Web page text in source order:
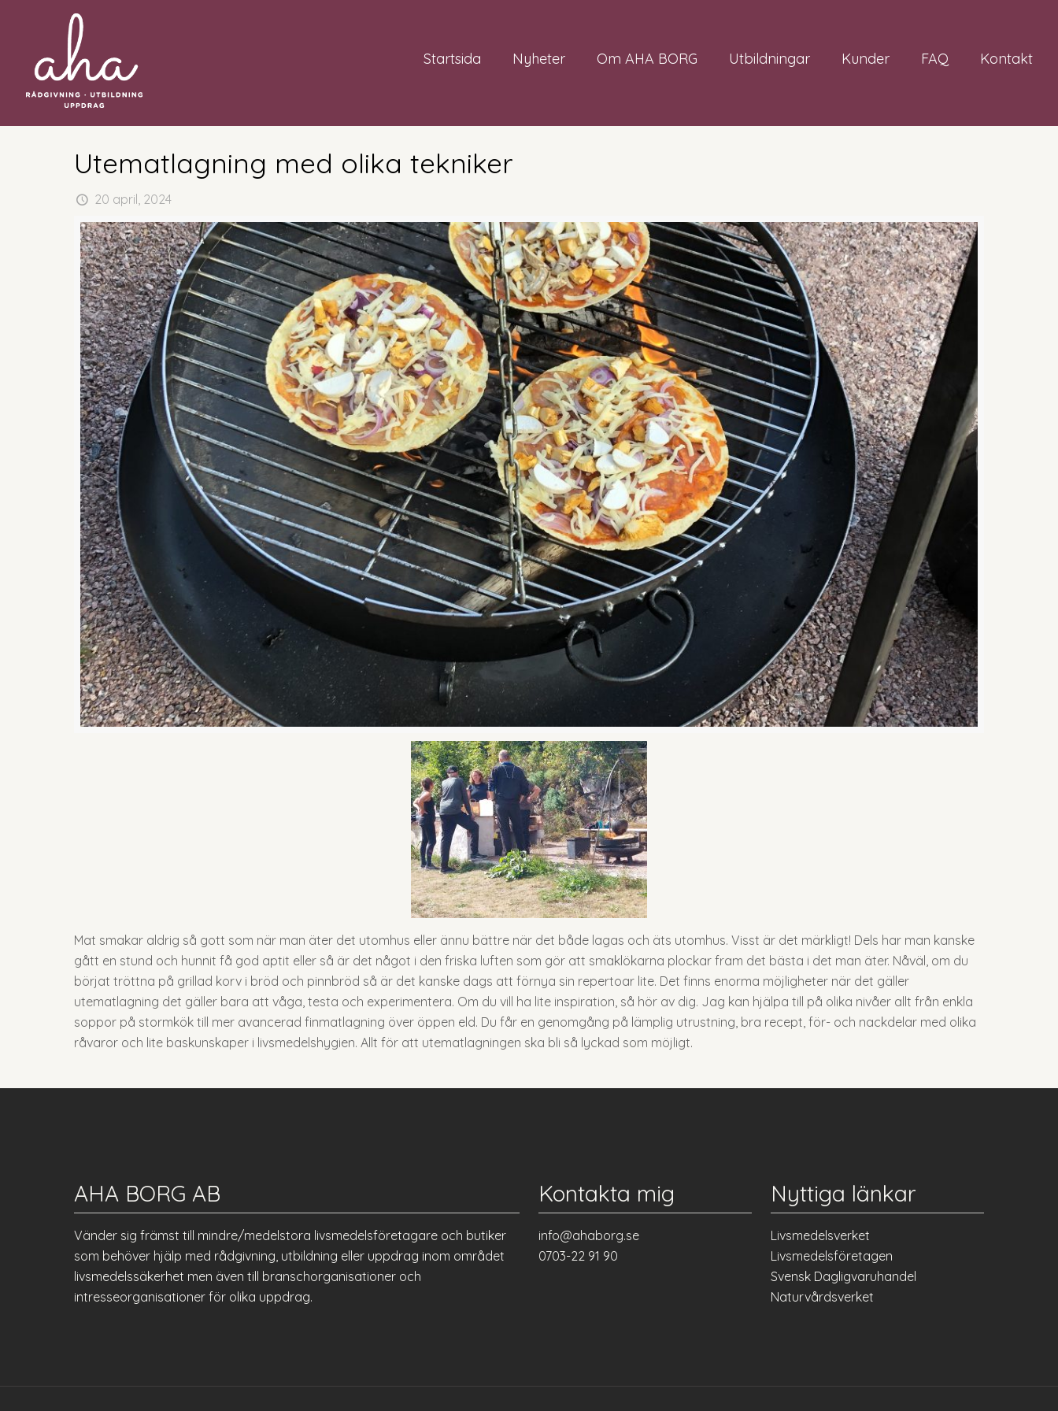
Startsida Nyheter Om AHA BORG Utbildningar Kunder FAQ Kontakt
Utematlagning med olika tekniker
20 april, 2024
Mat smakar aldrig så gott som när man äter det utomhus eller ännu bättre när det både lagas och äts utomhus. Visst är det märkligt! Dels har man kanske
gått en stund och hunnit få god aptit eller så är det något i den friska luften som gör att smaklökarna plockar fram det bästa i det man äter. Nåväl, om du
börjat tröttna på grillad korv i bröd och pinnbröd så är det kanske dags att förnya sin repertoar lite. Det finns enorma möjligheter när det gäller
utematlagning det gäller bara att våga, testa och experimentera. Om du vill ha lite inspiration, så hör av dig. Jag kan hjälpa till på olika nivåer allt från enkla
soppor på stormkök till mer avancerad finmatlagning över öppen eld. Du får en genomgång på lämplig utrustning, bra recept, för- och nackdelar med olika
råvaror och lite baskunskaper i livsmedelshygien. Allt för att utematlagningen ska bli så lyckad som möjligt.
AHA BORG AB
Vänder sig främst till mindre/medelstora livsmedelsföretagare och butiker
som behöver hjälp med rådgivning, utbildning eller uppdrag inom området
livsmedelssäkerhet men även till branschorganisationer och
intresseorganisationer för olika uppdrag.
Kontakta mig
info@ahaborg.se
0703-22 91 90
Nyttiga länkar
Livsmedelsverket
Livsmedelsföretagen
Svensk Dagligvaruhandel
Naturvårdsverket